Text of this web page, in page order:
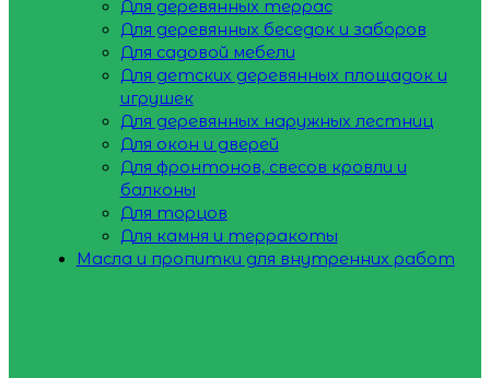
Для деревянных террас
Для деревянных беседок и заборов
Для садовой мебели
Для детских деревянных площадок и
игрушек
Для деревянных наружных лестниц
Для окон и дверей
Для фронтонов, свесов кровли и
балконы
Для торцов
Для камня и терракоты
Масла и пропитки для внутренних работ